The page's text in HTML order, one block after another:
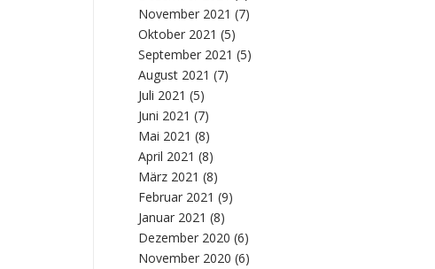
November 2021 (7)
Oktober 2021 (5)
September 2021 (5)
August 2021 (7)
Juli 2021 (5)
Juni 2021 (7)
Mai 2021 (8)
April 2021 (8)
März 2021 (8)
Februar 2021 (9)
Januar 2021 (8)
Dezember 2020 (6)
November 2020 (6)